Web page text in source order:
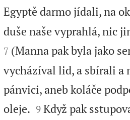
Egyptě darmo jídali, na
duše naše vyprahlá, nic
7 (Manna pak byla jako
vycházíval lid, a sbírali a
pánvici, aneb koláče
oleje.
9 Když pak